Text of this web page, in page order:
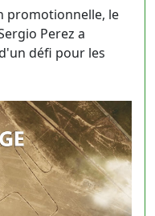
promotionnelle, le
Perez a
défi pour les